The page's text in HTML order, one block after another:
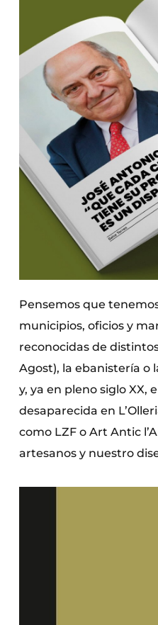
Pensemos que
municipios, oficios y
reconocidas de
Agost), la ebanistería o
y, ya en pleno siglo XX,
desaparecida en
como LZF o Art Antic
artesanos y nuestro